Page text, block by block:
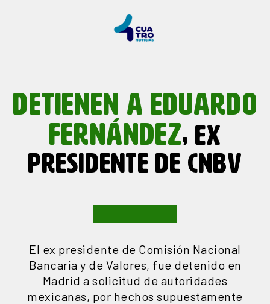
DETIENEN A EDUARDO
FERNÁNDEZ, EX
PRESIDENTE DE CNBV
El ex presidente de Comisión Nacional
Bancaria y de Valores, fue detenido en
Madrid a solicitud de autoridades
mexicanas, por hechos supuestamente